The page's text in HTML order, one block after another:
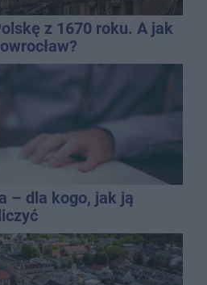
z 1670 roku. A jak
– dla kogo, jak ją